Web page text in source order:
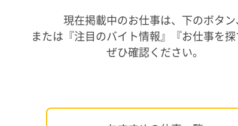
スポーツ 催事イベント シーズン
現在掲載中のお仕事は、下のボタン
または『注目のバイト情報』『お仕事を
ぜひ確認ください。